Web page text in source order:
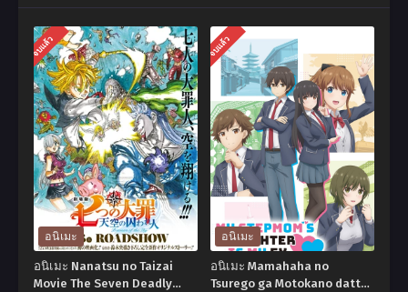
จบแล้ว
อนิเมะ
อนิเมะ Nanatsu no Taizai
Movie The Seven Deadly
จบแล้ว
อนิเมะ
อนิเมะ Mamahaha no
Tsurego ga Motokano datta